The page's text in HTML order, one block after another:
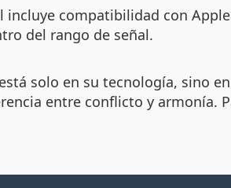
incluye compatibilidad con
del rango de señal.
solo en su tecnología, sino
entre conflicto y armonía.